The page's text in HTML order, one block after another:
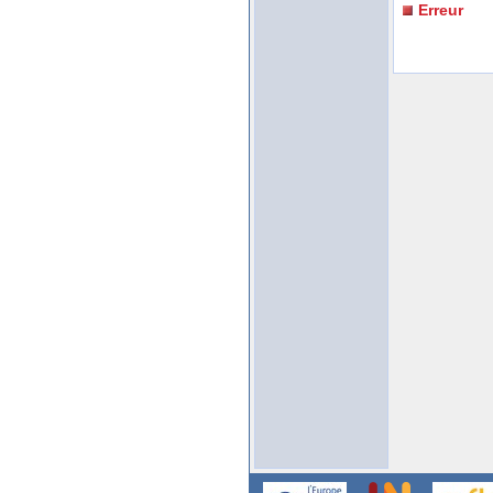
Erreur